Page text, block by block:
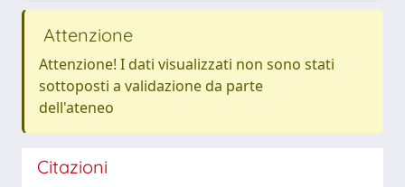
Attenzione
Attenzione! I dati visualizzati non sono stati
sottoposti a validazione da parte
dell'ateneo
Citazioni